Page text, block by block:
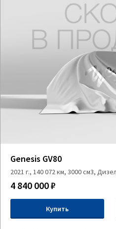
Genesis GV80
2021 г., 140 072 км, 3000 см3,
4 840 000 ₽
Купить